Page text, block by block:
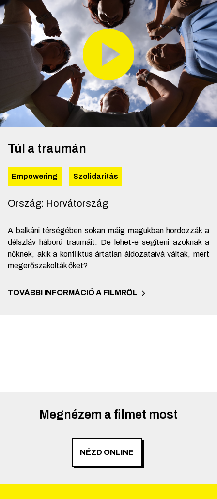
Túl a traumán
Empowering Szolidaritás
Ország: Horvátország
A balkáni térségében sokan máig magukban hordozzák a
délszláv háború traumáit. De lehet-e segíteni azoknak a
nőknek, akik a konfliktus ártatlan áldozataivá váltak, mert
megerőszakolták őket?
TOVÁBBI INFORMÁCIÓ A FILMRŐL
Megnézem a filmet most
NÉZD ONLINE